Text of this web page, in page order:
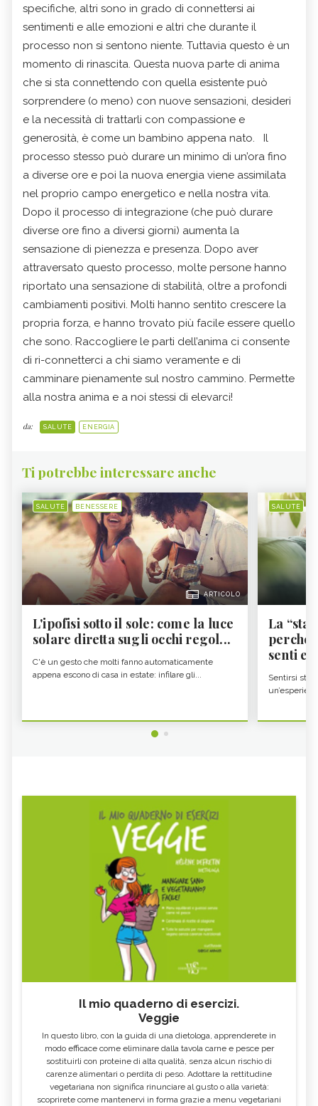
specifiche, altri sono in grado di connettersi ai
sentimenti e alle emozioni e altri che durante il
processo non si sentono niente. Tuttavia questo è un
momento di rinascita. Questa nuova parte di anima
che si sta connettendo con quella esistente può
sorprendere (o meno) con nuove sensazioni, desideri
e la necessità di trattarli con compassione e
generosità, è come un bambino appena nato. Il
processo stesso può durare un minimo di un’ora fino
a diverse ore e poi la nuova energia viene assimilata
nel proprio campo energetico e nella nostra vita.
Dopo il processo di integrazione (che può durare
diverse ore fino a diversi giorni) aumenta la
sensazione di pienezza e presenza. Dopo aver
attraversato questo processo, molte persone hanno
riportato una sensazione di stabilità, oltre a profondi
cambiamenti positivi. Molti hanno sentito crescere la
propria forza, e hanno trovato più facile essere quello
che sono. Raccogliere le parti dell’anima ci consente
di ri-connetterci a chi siamo veramente e di
camminare pienamente sul nostro cammino. Permette
alla nostra anima e a noi stessi di elevarci!
da: SALUTE ENERGIA
Ti potrebbe interessare anche
SALUTE BENESSERE
ARTICOLO
L'ipofisi sotto il sole: come la luce
solare diretta sugli occhi regol...
C'è un gesto che molti fanno automaticamente
appena escono di casa in estate: infilare gli...
SALUTE
La
perché
senti
Sentirsi
Il mio quaderno di esercizi.
Veggie
In questo libro, con la guida di una dietologa, apprenderete in
modo efficace come eliminare dalla tavola carne e pesce per
sostituirli con proteine di alta qualità, senza alcun rischio di
carenze alimentari o perdita di peso. Adottare la rettitudine
vegetariana non significa rinunciare al gusto o alla varietà:
scoprirete come mantenervi in forma grazie a menu vegetariani